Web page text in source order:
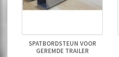
SPATBORDSTEUN VOOR
GEREMDE TRAILER